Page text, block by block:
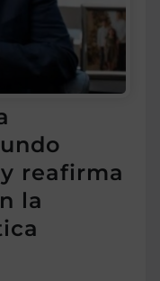
reafirma
la